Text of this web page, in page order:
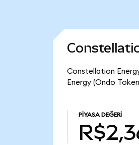
Constellation
Energy (Ondo
PIYASA DEĞERI